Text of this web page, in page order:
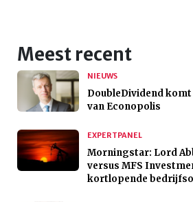
Meest recent
NIEUWS
DoubleDividend komt
van Econopolis
EXPERTPANEL
Morningstar: Lord
versus MFS
kortlopende